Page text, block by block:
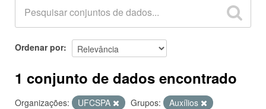
Grupos
Sobre
Ordenar por
1 conjunto de dados encontrado
Organizações: UFCSPA Grupos:
Auxílios